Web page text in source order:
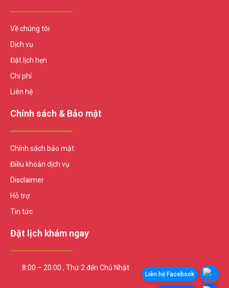
Về chúng tôi
Dịch vụ
Đặt lịch hẹn
Chi phí
Liên hệ
Chính sách & Bảo mật
Chính sách bảo mật
Điều khoản dịch vụ
Disclaimer
Hỗ trợ
Tin tức
Đặt lịch khám ngay
8:00 – 20:00 , Thứ 2 đến Chủ Nhật